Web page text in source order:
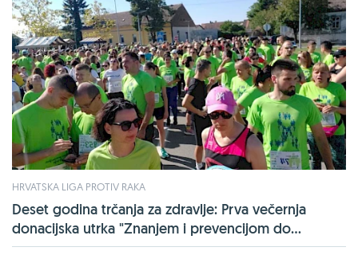
HRVATSKA LIGA PROTIV RAKA
Deset godina trčanja za zdravlje: Prva večernja
donacijska utrka "Znanjem i prevencijom do...